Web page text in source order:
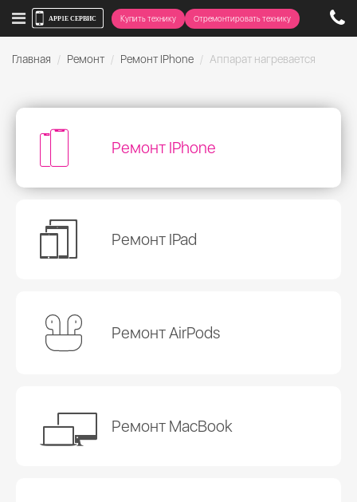
Купить технику Отремонтировать технику
Главная Ремонт Ремонт IPhone Аппарат нагревается
Ремонт IPhone
Ремонт IPad
Ремонт AirPods
Ремонт MacBook